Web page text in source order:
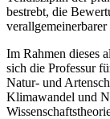
bestrebt, die
Im Rahmen dieses
sich die Professur
Natur- und
Klimawandel und